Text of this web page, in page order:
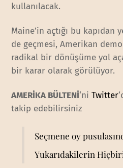
kullanılacak.
Maine’in açtığı bu kapıdan
de geçmesi, Amerikan
radikal bir dönüşüme yol
bir karar olarak görülüyor.
AMERİKA BÜLTENİ‘niTwitter
takip edebilirsiniz
Seçmene oy
Yukarıdakilerin